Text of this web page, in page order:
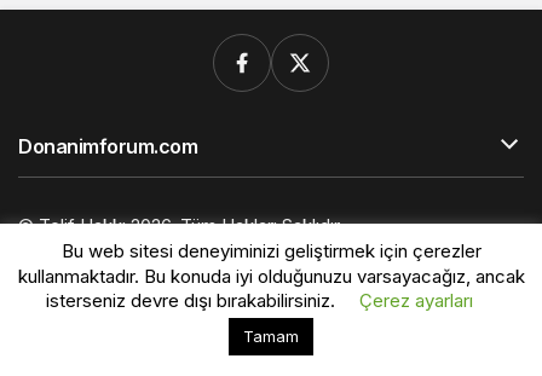
Bu web sitesinde en iyi deneyimi yaşamanızı sağlamak
için çerezler kullanılmaktadır.
Donanimforum.com
© Telif Hakkı 2026, Tüm Hakları Saklıdır.
Bu web sitesi deneyiminizi geliştirmek için çerezler
kullanmaktadır. Bu konuda iyi olduğunuzu varsayacağız, ancak
isterseniz devre dışı bırakabilirsiniz.
Çerez ayarları
Tamam